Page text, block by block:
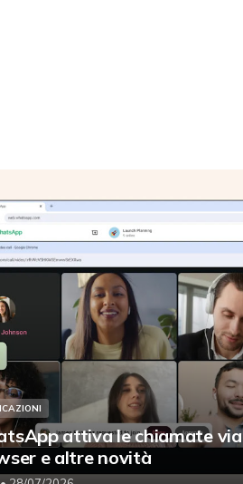
attiva le chiamate via
e altre novità